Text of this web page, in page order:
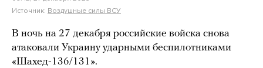
Источник: Воздушные силы ВСУ
В ночь на 27 декабря российские войска снова
атаковали Украину ударными беспилотниками
«Шахед-136/131».